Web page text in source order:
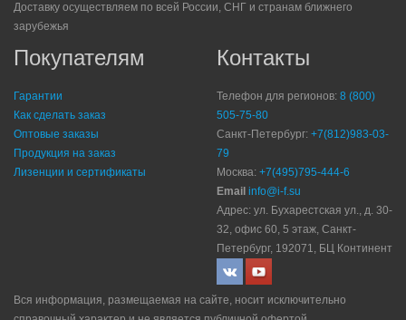
Доставку осуществляем по всей России, СНГ и странам ближнего
зарубежья
Покупателям
Гарантии
Как сделать заказ
Оптовые заказы
Продукция на заказ
Лизенции и сертификаты
Контакты
Телефон для регионов: 8 (800)
505-75-80
Санкт-Петербург: +7(812)983-03-
79
Москва: +7(495)795-444-6
Email info@i-f.su
Адрес: ул. Бухарестская ул., д. 30-
32, офис 60, 5 этаж, Санкт-
Петербург, 192071, БЦ Континент
Вся информация, размещаемая на сайте, носит исключительно